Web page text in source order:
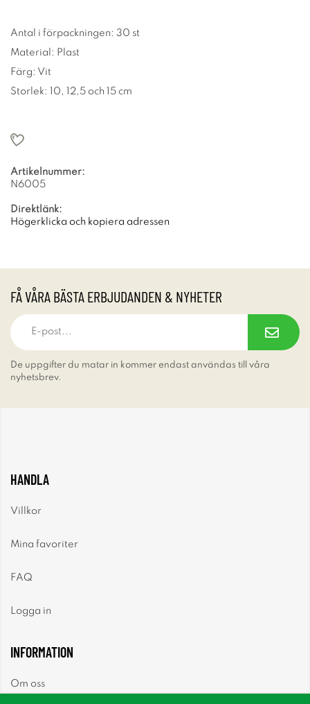
Antal i förpackningen: 30 st
Material: Plast
Färg: Vit
Storlek: 10, 12,5 och 15 cm
Artikelnummer:
N6005
Direktlänk:
Högerklicka och kopiera adressen
FÅ VÅRA BÄSTA ERBJUDANDEN & NYHETER
De uppgifter du matar in kommer endast användas till våra
nyhetsbrev.
HANDLA
Villkor
Mina favoriter
FAQ
Logga in
INFORMATION
Om oss